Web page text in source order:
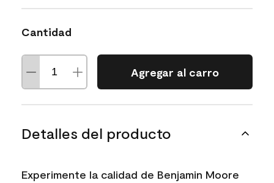
Cantidad
Agregar al carro
Detalles del producto
Experimente la calidad de Benjamin Moore